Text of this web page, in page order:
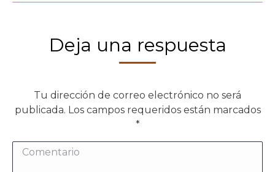
Deja una respuesta
Tu dirección de correo electrónico no será
publicada. Los campos requeridos están marcados
*
Comentario